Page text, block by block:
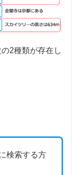
2種類が存在し
検索する方